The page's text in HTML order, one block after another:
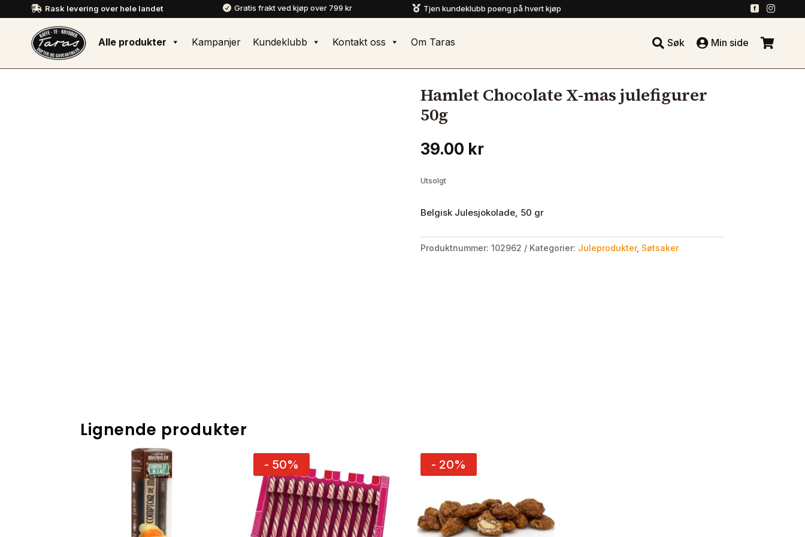
 Rask levering over hele landet  Gratis frakt ved kjøp over 799 kr  Tjen kundeklubb poeng på hvert kjøp  
Alle produkter Kampanjer Kundeklubb Kontakt oss Om Taras  Søk  Min side 
Hamlet Chocolate X-mas julefigurer
50g
39.00 kr
Utsolgt
Belgisk Julesjokolade, 50 gr
Produktnummer: 102962 Kategorier: Juleprodukter, Søtsaker
Lignende produkter
- 50% - 20%